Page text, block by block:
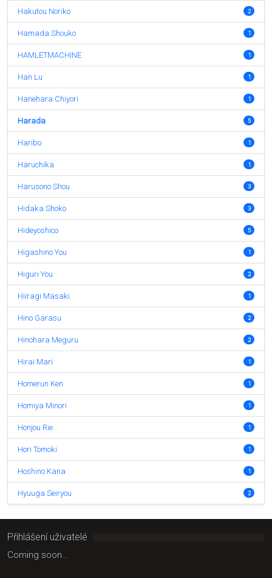
Hakutou Noriko 2
Hamada Shouko 1
HAMLETMACHINE 1
Han Lu 1
Hanehara Chiyori 1
Harada 5
Haribo 1
Haruchika 1
Harusono Shou 3
Hidaka Shoko 3
Hideyoshico 5
Higashino You 1
Higuri You 2
Hiiragi Masaki 1
Hino Garasu 2
Hinohara Meguru 2
Hirai Mari 1
Homerun Ken 1
Homiya Minori 1
Honjou Rie 1
Hori Tomoki 1
Hoshino Kana 1
Hyuuga Seiryou 2
Přihlášení uživatelé
Coming soon...